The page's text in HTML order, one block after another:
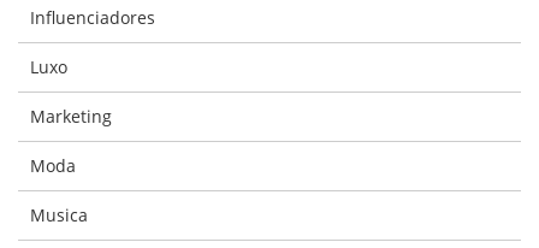
Influenciadores
Luxo
Marketing
Moda
Musica